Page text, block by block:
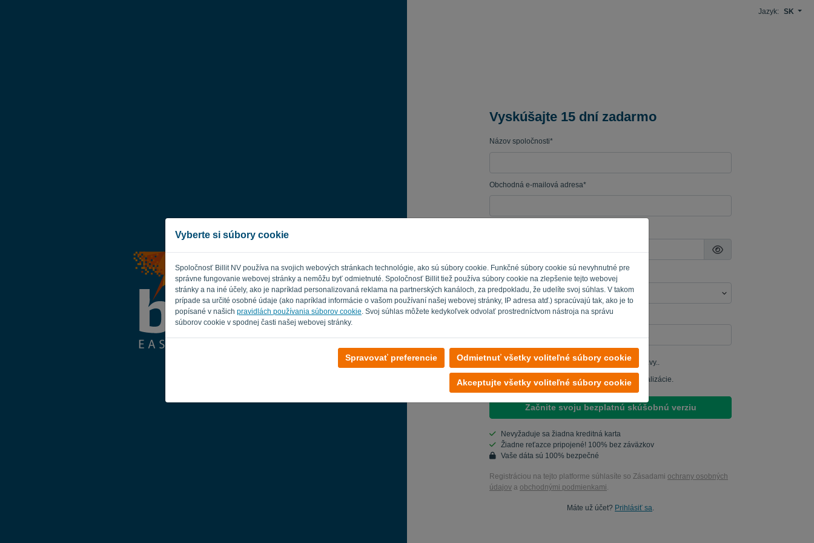
Vyberte si súbory cookie
Spoločnosť Billit NV používa na svojich webových stránkach technológie, ako sú súbory cookie. Funkčné súbory cookie sú nevyhnutné pre
správne fungovanie webovej stránky a nemôžu byť odmietnuté. Spoločnosť Billit tiež používa súbory cookie na zlepšenie tejto webovej
stránky a na iné účely, ako je napríklad personalizovaná reklama na partnerských kanáloch, za predpokladu, že udelíte svoj súhlas. V takom
prípade sa určité osobné údaje (ako napríklad informácie o vašom používaní našej webovej stránky, IP adresa atď.) spracúvajú tak, ako je to
popísané v našich pravidlách používania súborov cookie. Svoj súhlas môžete kedykoľvek odvolať prostredníctvom nástroja na správu
súborov cookie v spodnej časti našej webovej stránky.
Spravovať preferencie Odmietnuť všetky voliteľné súbory cookie
Akceptujte všetky voliteľné súbory cookie
Jazyk: SK
Vyskúšajte 15 dní zadarmo
Názov spoločnosti*
Obchodná e-mailová adresa*
Krajina
Áno, môžem študovať moje produktové správy..
Áno, môžete mi posielať marketingové aktualizácie.
Začnite svoju bezplatnú skúšobnú verziu
Nevyžaduje sa žiadna kreditná karta
Žiadne reťazce pripojené! 100% bez záväzkov
Vaše dáta sú 100% bezpečné
Registráciou na tejto platforme súhlasíte so Zásadami ochrany osobných
údajov a obchodnými podmienkami.
Máte už účet? Prihlásiť sa.